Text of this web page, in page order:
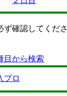
認してくださ
目から検索
プロ